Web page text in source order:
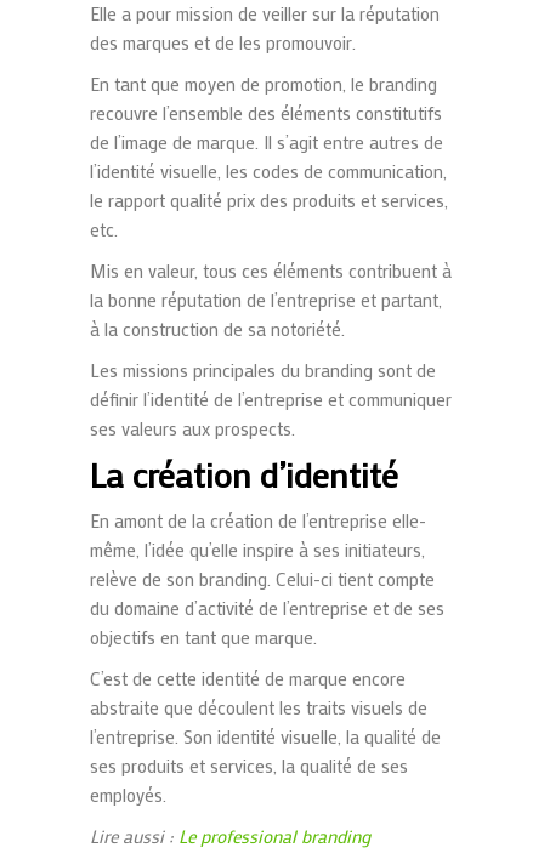
Elle a pour mission de veiller sur la réputation
des marques et de les promouvoir.
En tant que moyen de promotion, le branding
recouvre l’ensemble des éléments constitutifs
de l’image de marque. Il s’agit entre autres de
l’identité visuelle, les codes de communication,
le rapport qualité prix des produits et services,
etc.
Mis en valeur, tous ces éléments contribuent à
la bonne réputation de l’entreprise et partant,
à la construction de sa notoriété.
Les missions principales du branding sont de
définir l’identité de l’entreprise et communiquer
ses valeurs aux prospects.
La création d’identité
En amont de la création de l’entreprise elle-
même, l’idée qu’elle inspire à ses initiateurs,
relève de son branding. Celui-ci tient compte
du domaine d’activité de l’entreprise et de ses
objectifs en tant que marque.
C’est de cette identité de marque encore
abstraite que découlent les traits visuels de
l’entreprise. Son identité visuelle, la qualité de
ses produits et services, la qualité de ses
employés.
Lire aussi : Le professional branding